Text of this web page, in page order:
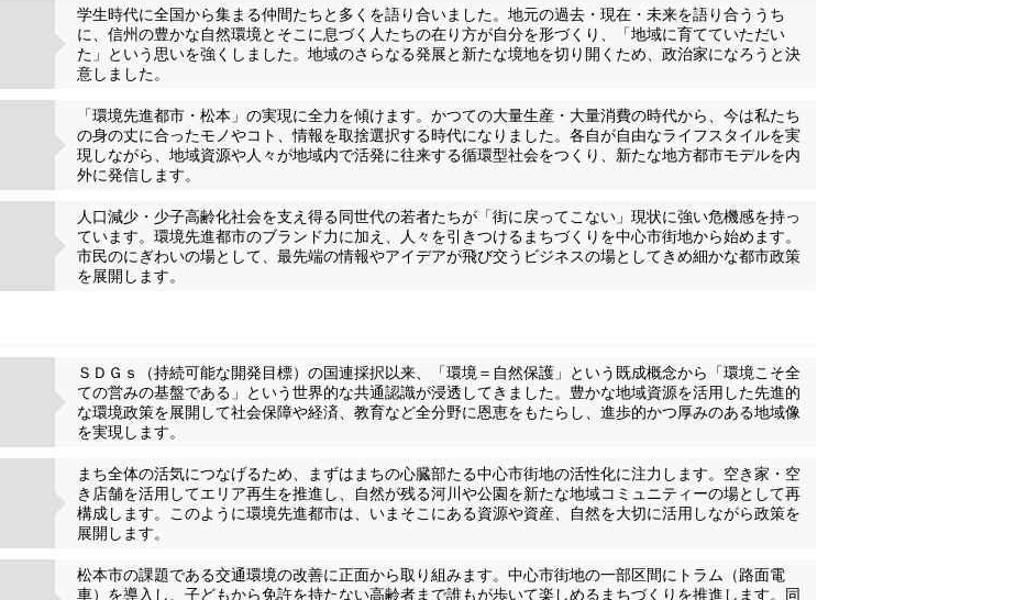
学生時代に全国から集まる仲間たちと多くを語り合いました。地元の過去・現在・未来を語り合ううち
に、信州の豊かな自然環境とそこに息づく人たちの在り方が自分を形づくり、「地域に育てていただい
た」という思いを強くしました。地域のさらなる発展と新たな境地を切り開くため、政治家になろうと決
意しました。
「環境先進都市・松本」の実現に全力を傾けます。かつての大量生産・大量消費の時代から、今は私たち
の身の丈に合ったモノやコト、情報を取捨選択する時代になりました。各自が自由なライフスタイルを実
現しながら、地域資源や人々が地域内で活発に往来する循環型社会をつくり、新たな地方都市モデルを内
外に発信します。
人口減少・少子高齢化社会を支え得る同世代の若者たちが「街に戻ってこない」現状に強い危機感を持っ
ています。環境先進都市のブランド力に加え、人々を引きつけるまちづくりを中心市街地から始めます。
市民のにぎわいの場として、最先端の情報やアイデアが飛び交うビジネスの場としてきめ細かな都市政策
を展開します。
ＳＤＧｓ（持続可能な開発目標）の国連採択以来、「環境＝自然保護」という既成概念から「環境こそ全
ての営みの基盤である」という世界的な共通認識が浸透してきました。豊かな地域資源を活用した先進的
な環境政策を展開して社会保障や経済、教育など全分野に恩恵をもたらし、進歩的かつ厚みのある地域像
を実現します。
まち全体の活気につなげるため、まずはまちの心臓部たる中心市街地の活性化に注力します。空き家・空
き店舗を活用してエリア再生を推進し、自然が残る河川や公園を新たな地域コミュニティーの場として再
構成します。このように環境先進都市は、いまそこにある資源や資産、自然を大切に活用しながら政策を
展開します。
松本市の課題である交通環境の改善に正面から取り組みます。中心市街地の一部区間にトラム（路面電
車）を導入し、子どもから免許を持たない高齢者まで誰もが歩いて楽しめるまちづくりを推進します。同